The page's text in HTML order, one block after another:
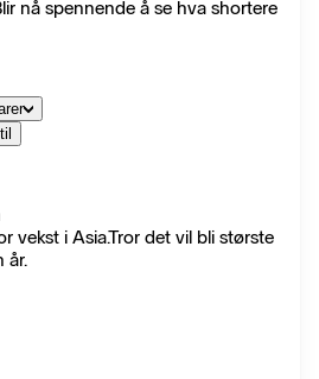
nå spennende å se hva shortere
vekst i Asia.Tror det vil bli største
år.